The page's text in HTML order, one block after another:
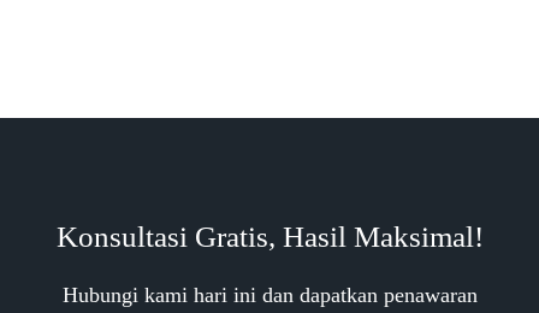
Konsultasi Gratis, Hasil Maksimal!
Hubungi kami hari ini dan dapatkan penawaran